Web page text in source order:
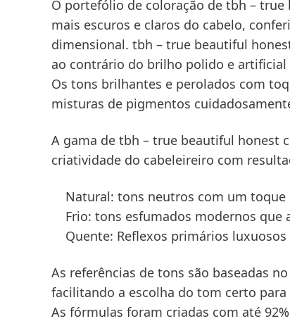
O portefólio de coloração de tbh –
mais escuros e claros do cabelo,
dimensional. tbh – true beautiful
ao contrário do brilho polido e
Os tons brilhantes e perolados com
misturas de pigmentos
A gama de tbh – true beautiful honest
criatividade do cabeleireiro com
Natural: tons neutros com um toque
Frio: tons esfumados modernos que
Quente: Reflexos primários
As referências de tons são baseadas
facilitando a escolha do tom certo para
As fórmulas foram criadas com até